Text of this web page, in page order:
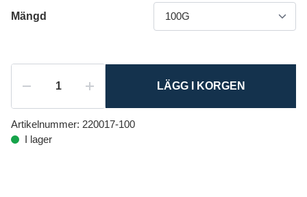
Mängd
LÄGG I KORGEN
Artikelnummer: 220017-100
I lager